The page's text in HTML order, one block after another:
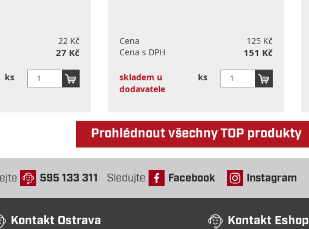
22 Kč
27 Kč
ks
Cena
125 Kč
Cena s DPH
151 Kč
skladem u
dodavatele
ks
Prohlédnout všechny TOP produkty
595 133 311 Sledujte Facebook Instagram
Kontakt Ostrava Kontakt Eshop